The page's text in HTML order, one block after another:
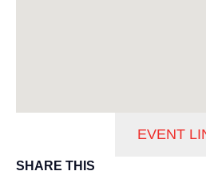
EVENT
SHARE THIS